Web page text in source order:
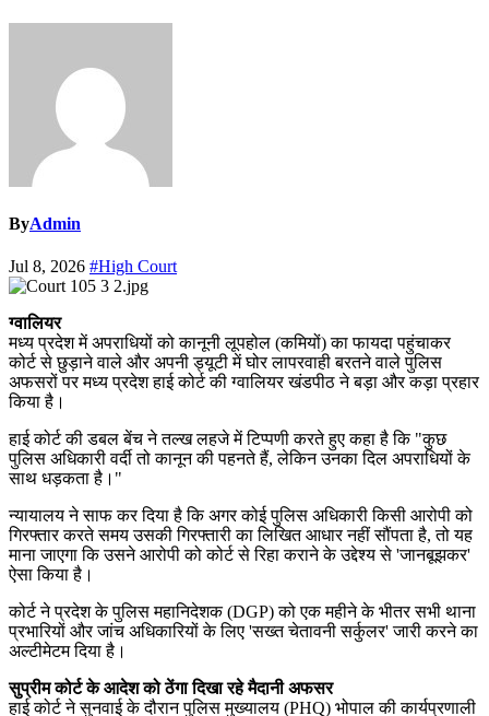
ByAdmin
Jul 8, 2026 #High Court
ग्वालियर
मध्य प्रदेश में अपराधियों को कानूनी लूपहोल (कमियों) का फायदा पहुंचाकर
कोर्ट से छुड़ाने वाले और अपनी ड्यूटी में घोर लापरवाही बरतने वाले पुलिस
अफसरों पर मध्य प्रदेश हाई कोर्ट की ग्वालियर खंडपीठ ने बड़ा और कड़ा प्रहार
किया है।
हाई कोर्ट की डबल बेंच ने तल्ख लहजे में टिप्पणी करते हुए कहा है कि "कुछ
पुलिस अधिकारी वर्दी तो कानून की पहनते हैं, लेकिन उनका दिल अपराधियों के
साथ धड़कता है।"
न्यायालय ने साफ कर दिया है कि अगर कोई पुलिस अधिकारी किसी आरोपी को
गिरफ्तार करते समय उसकी गिरफ्तारी का लिखित आधार नहीं सौंपता है, तो यह
माना जाएगा कि उसने आरोपी को कोर्ट से रिहा कराने के उद्देश्य से 'जानबूझकर'
ऐसा किया है।
कोर्ट ने प्रदेश के पुलिस महानिदेशक (DGP) को एक महीने के भीतर सभी थाना
प्रभारियों और जांच अधिकारियों के लिए 'सख्त चेतावनी सर्कुलर' जारी करने का
अल्टीमेटम दिया है।
सुप्रीम कोर्ट के आदेश को ठेंगा दिखा रहे मैदानी अफसर
हाई कोर्ट ने सुनवाई के दौरान पुलिस मुख्यालय (PHQ) भोपाल की कार्यप्रणाली